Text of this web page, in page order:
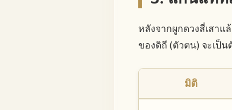
หลังจากผูกดวงสี่เสา
ของดิถี (ตัวตน) จะเป็
มิติ